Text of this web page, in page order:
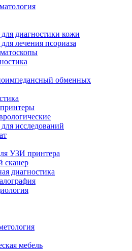
диагностики кожи
лечения псориаза
обменных
исследований
УЗИ принтера
сканер
диагностика
мебель